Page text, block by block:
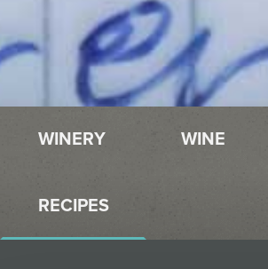
WINERY WINE
RECIPES